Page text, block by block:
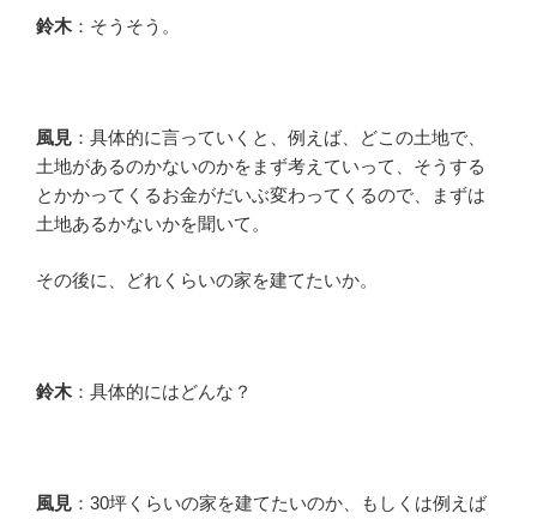
鈴木：そうそう。
風見 ：具体的に言っていくと、例えば、どこの土地で、
土地があるのかないのかをまず考えていって、そうする
とかかってくるお金がだいぶ変わってくるので、まずは
土地あるかないかを聞いて。
その後に、どれくらいの家を建てたいか。
鈴木：具体的にはどんな？
風見 ：30坪くらいの家を建てたいのか、もしくは例えば